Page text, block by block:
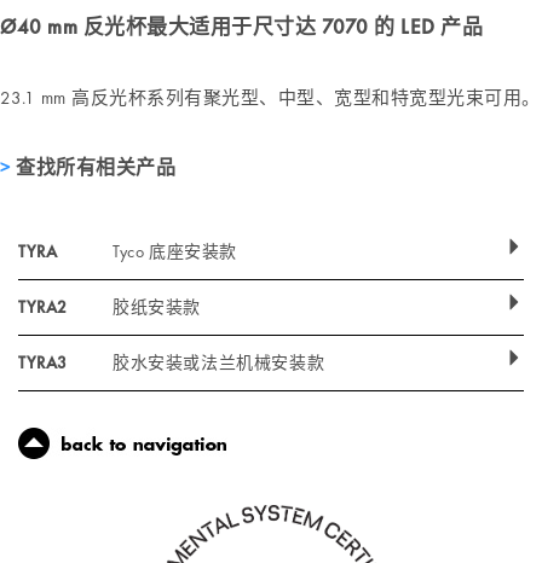
Ø40 mm 反光杯最大适用于尺寸达 7070 的 LED 产品
23.1 mm 高反光杯系列有聚光型、中型、宽型和特宽型光束可用。
查找所有相关产品
TYRA Tyco 底座安装款
TYRA2 胶纸安装款
TYRA3 胶水安装或法兰机械安装款